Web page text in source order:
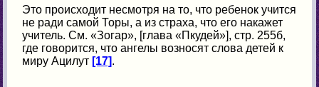
Это происходит несмотря на то, что ребенок учится
не ради самой Торы, а из страха, что его накажет
учитель. См. «Зогар», [глава «Пкудей»], стр. 255б,
где говорится, что ангелы возносят слова детей к
миру Ацилут [17].